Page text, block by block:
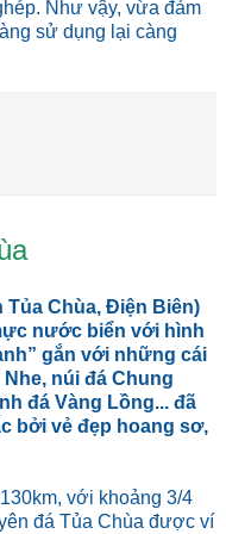
Như vậy, vừa đảm
sử dụng lại càng
Tủa Chùa, Điện Biên)
nước biển với hình
gắn với những cái
núi đá Chung
đá Vàng Lồng... đã
bởi vẻ đẹp hoang sơ,
với khoảng 3/4
đá Tủa Chùa được ví